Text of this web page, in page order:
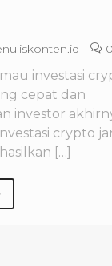
0
investasi
cepat dan
investor
crypto
[…]